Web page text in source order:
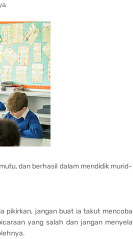
dan berhasil dalam mendidik murid-
pikirkan, jangan buat ia takut mencoba
yang salah dan jangan menyela